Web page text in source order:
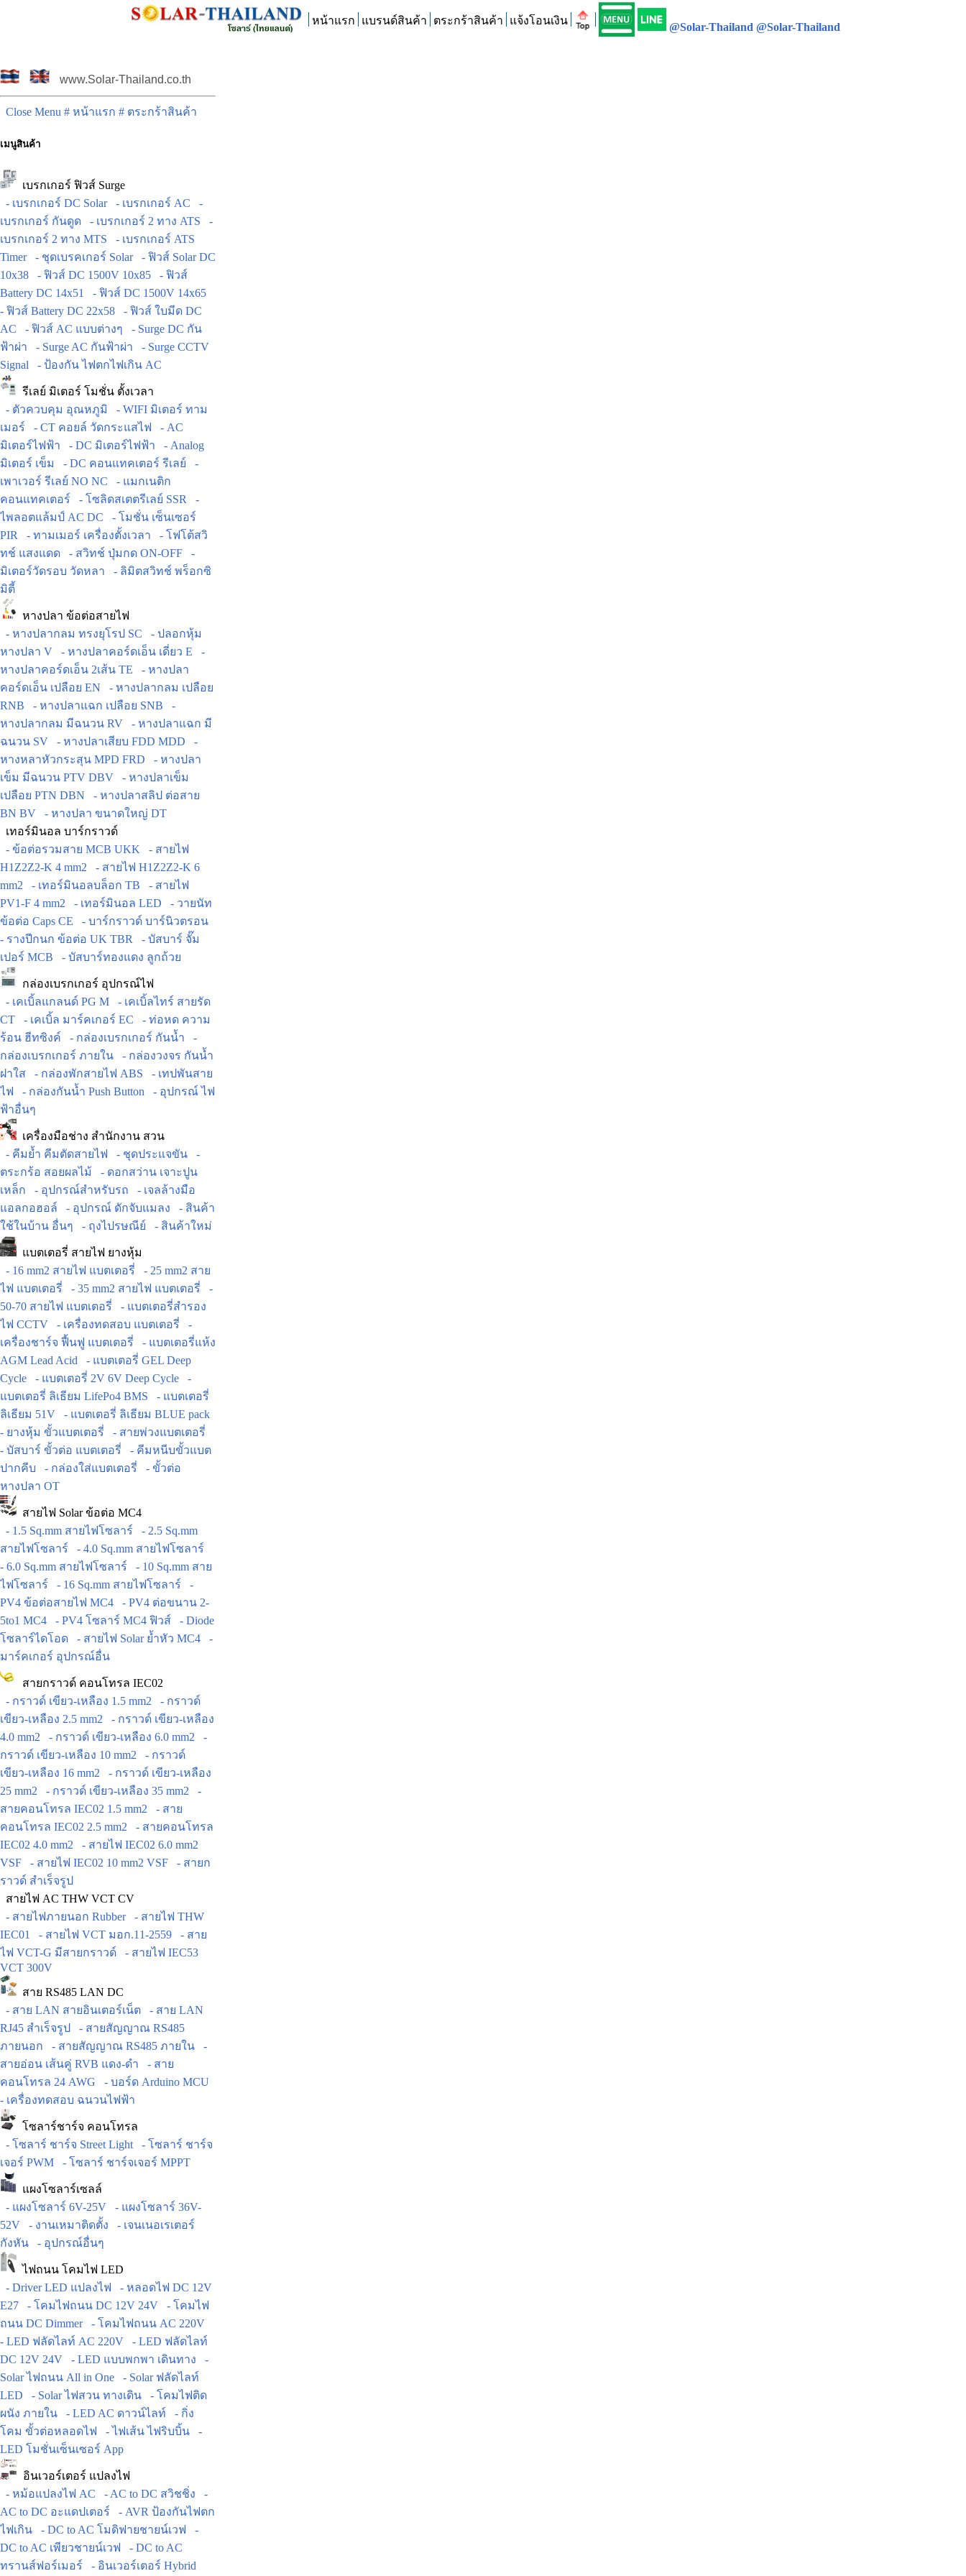
หน้าแรก แบรนด์สินค้า ตระกร้าสินค้า แจ้งโอนเงิน
@Solar-Thailand @Solar-Thailand
www.Solar-Thailand.co.th
Close Menu # หน้าแรก # ตระกร้าสินค้า
เมนูสินค้า
เบรกเกอร์ ฟิวส์ Surge
- เบรกเกอร์ DC Solar
- เบรกเกอร์ AC
-
เบรกเกอร์ กันดูด
- เบรกเกอร์ 2 ทาง ATS
-
เบรกเกอร์ 2 ทาง MTS
- เบรกเกอร์ ATS
Timer
- ชุดเบรคเกอร์ Solar
- ฟิวส์ Solar DC
10x38
- ฟิวส์ DC 1500V 10x85
- ฟิวส์
Battery DC 14x51
- ฟิวส์ DC 1500V 14x65
- ฟิวส์ Battery DC 22x58
- ฟิวส์ ใบมีด DC
AC
- ฟิวส์ AC แบบต่างๆ
- Surge DC กัน
ฟ้าผ่า
- Surge AC กันฟ้าผ่า
- Surge CCTV
Signal
- ป้องกัน ไฟตกไฟเกิน AC
รีเลย์ มิเตอร์ โมชั่น ตั้งเวลา
- ตัวควบคุม อุณหภูมิ
- WIFI มิเตอร์ ทาม
เมอร์
- CT คอยล์ วัดกระแสไฟ
- AC
มิเตอร์ไฟฟ้า
- DC มิเตอร์ไฟฟ้า
- Analog
มิเตอร์ เข็ม
- DC คอนแทคเตอร์ รีเลย์
-
เพาเวอร์ รีเลย์ NO NC
- แมกเนติก
คอนแทคเตอร์
- โซลิดสเตตรีเลย์ SSR
-
ไพลอตแล้มป์ AC DC
- โมชั่น เซ็นเซอร์
PIR
- ทามเมอร์ เครื่องตั้งเวลา
- โฟโต้สวิ
ทช์ แสงแดด
- สวิทช์ ปุ่มกด ON-OFF
-
มิเตอร์วัดรอบ วัดหลา
- ลิมิตสวิทช์ พร็อกซิ
มิตี้
หางปลา ข้อต่อสายไฟ
- หางปลากลม ทรงยุโรป SC
- ปลอกหุ้ม
หางปลา V
- หางปลาคอร์ดเอ็น เดี่ยว E
-
หางปลาคอร์ดเอ็น 2เส้น TE
- หางปลา
คอร์ดเอ็น เปลือย EN
- หางปลากลม เปลือย
RNB
- หางปลาแฉก เปลือย SNB
-
หางปลากลม มีฉนวน RV
- หางปลาแฉก มี
ฉนวน SV
- หางปลาเสียบ FDD MDD
-
หางหลาหัวกระสุน MPD FRD
- หางปลา
เข็ม มีฉนวน PTV DBV
- หางปลาเข็ม
เปลือย PTN DBN
- หางปลาสลิป ต่อสาย
BN BV
- หางปลา ขนาดใหญ่ DT
เทอร์มินอล บาร์กราวด์
- ข้อต่อรวมสาย MCB UKK
- สายไฟ
H1Z2Z2-K 4 mm2
- สายไฟ H1Z2Z2-K 6
mm2
- เทอร์มินอลบล็อก TB
- สายไฟ
PV1-F 4 mm2
- เทอร์มินอล LED
- วายนัท
ข้อต่อ Caps CE
- บาร์กราวด์ บาร์นิวตรอน
- รางปีกนก ข้อต่อ UK TBR
- บัสบาร์ จั๊ม
เปอร์ MCB
- บัสบาร์ทองแดง ลูกถ้วย
กล่องเบรกเกอร์ อุปกรณ์ไฟ
- เคเบิ้ลแกลนด์ PG M
- เคเบิ้ลไทร์ สายรัด
CT
- เคเบิ้ล มาร์คเกอร์ EC
- ท่อหด ความ
ร้อน ฮีทซิงค์
- กล่องเบรกเกอร์ กันน้ำ
-
กล่องเบรกเกอร์ ภายใน
- กล่องวงจร กันน้ำ
ฝาใส
- กล่องพักสายไฟ ABS
- เทปพันสาย
ไฟ
- กล่องกันน้ำ Push Button
- อุปกรณ์ ไฟ
ฟ้าอื่นๆ
เครื่องมือช่าง สำนักงาน สวน
- คีมย้ำ คีมตัดสายไฟ
- ชุดประแจขัน
-
ตระกร้อ สอยผลไม้
- ดอกสว่าน เจาะปูน
เหล็ก
- อุปกรณ์สำหรับรถ
- เจลล้างมือ
แอลกอฮอล์
- อุปกรณ์ ดักจับแมลง
- สินค้า
ใช้ในบ้าน อื่นๆ
- ถุงไปรษณีย์ - สินค้าใหม่
แบตเตอรี่ สายไฟ ยางหุ้ม
- 16 mm2 สายไฟ แบตเตอรี่
- 25 mm2 สาย
ไฟ แบตเตอรี่
- 35 mm2 สายไฟ แบตเตอรี่
-
50-70 สายไฟ แบตเตอรี่
- แบตเตอรี่สำรอง
ไฟ CCTV
- เครื่องทดสอบ แบตเตอรี่
-
เครื่องชาร์จ ฟื้นฟู แบตเตอรี่
- แบตเตอรี่แห้ง
AGM Lead Acid
- แบตเตอรี่ GEL Deep
Cycle
- แบตเตอรี่ 2V 6V Deep Cycle
-
แบตเตอรี่ ลิเธียม LifePo4 BMS
- แบตเตอรี่
ลิเธียม 51V
- แบตเตอรี่ ลิเธียม BLUE pack
- ยางหุ้ม ขั้วแบตเตอรี่
- สายพ่วงแบตเตอรี่
- บัสบาร์ ขั้วต่อ แบตเตอรี่
- คีมหนีบขั้วแบต
ปากคีบ
- กล่องใส่แบตเตอรี่
- ขั้วต่อ
หางปลา OT
สายไฟ Solar ข้อต่อ MC4
- 1.5 Sq.mm สายไฟโซลาร์
- 2.5 Sq.mm
สายไฟโซลาร์
- 4.0 Sq.mm สายไฟโซลาร์
- 6.0 Sq.mm สายไฟโซลาร์
- 10 Sq.mm สาย
ไฟโซลาร์
- 16 Sq.mm สายไฟโซลาร์
-
PV4 ข้อต่อสายไฟ MC4
- PV4 ต่อขนาน 2-
5to1 MC4
- PV4 โซลาร์ MC4 ฟิวส์
- Diode
โซลาร์ไดโอด
- สายไฟ Solar ย้ำหัว MC4
-
มาร์คเกอร์ อุปกรณ์อื่น
สายกราวด์ คอนโทรล IEC02
- กราวด์ เขียว-เหลือง 1.5 mm2
- กราวด์
เขียว-เหลือง 2.5 mm2
- กราวด์ เขียว-เหลือง
4.0 mm2
- กราวด์ เขียว-เหลือง 6.0 mm2
-
กราวด์ เขียว-เหลือง 10 mm2
- กราวด์
เขียว-เหลือง 16 mm2
- กราวด์ เขียว-เหลือง
25 mm2
- กราวด์ เขียว-เหลือง 35 mm2
-
สายคอนโทรล IEC02 1.5 mm2
- สาย
คอนโทรล IEC02 2.5 mm2
- สายคอนโทรล
IEC02 4.0 mm2
- สายไฟ IEC02 6.0 mm2
VSF
- สายไฟ IEC02 10 mm2 VSF
- สายก
ราวด์ สำเร็จรูป
สายไฟ AC THW VCT CV
- สายไฟภายนอก Rubber
- สายไฟ THW
IEC01
- สายไฟ VCT มอก.11-2559
- สาย
ไฟ VCT-G มีสายกราวด์
- สายไฟ IEC53
VCT 300V
สาย RS485 LAN DC
- สาย LAN สายอินเตอร์เน็ต
- สาย LAN
RJ45 สำเร็จรูป
- สายสัญญาณ RS485
ภายนอก
- สายสัญญาณ RS485 ภายใน
-
สายอ่อน เส้นคู่ RVB แดง-ดำ
- สาย
คอนโทรล 24 AWG
- บอร์ด Arduino MCU
- เครื่องทดสอบ ฉนวนไฟฟ้า
โซลาร์ชาร์จ คอนโทรล
- โซลาร์ ชาร์จ Street Light
- โซลาร์ ชาร์จ
เจอร์ PWM
- โซลาร์ ชาร์จเจอร์ MPPT
แผงโซลาร์เซลล์
- แผงโซลาร์ 6V-25V
- แผงโซลาร์ 36V-
52V
- งานเหมาติดตั้ง
- เจนเนอเรเตอร์
กังหัน
- อุปกรณ์อื่นๆ
ไฟถนน โคมไฟ LED
- Driver LED แปลงไฟ
- หลอดไฟ DC 12V
E27
- โคมไฟถนน DC 12V 24V
- โคมไฟ
ถนน DC Dimmer
- โคมไฟถนน AC 220V
- LED ฟลัดไลท์ AC 220V
- LED ฟลัดไลท์
DC 12V 24V
- LED แบบพกพา เดินทาง
-
Solar ไฟถนน All in One
- Solar ฟลัดไลท์
LED
- Solar ไฟสวน ทางเดิน
- โคมไฟติด
ผนัง ภายใน
- LED AC ดาวน์ไลท์
- กิ่ง
โคม ขั้วต่อหลอดไฟ
- ไฟเส้น ไฟริบบิ้น
-
LED โมชั่นเซ็นเซอร์ App
อินเวอร์เตอร์ แปลงไฟ
- หม้อแปลงไฟ AC
- AC to DC สวิชชิ่ง
-
AC to DC อะแดปเตอร์
- AVR ป้องกันไฟตก
ไฟเกิน
- DC to AC โมดิฟายชายน์เวฟ
-
DC to AC เพียวชายน์เวฟ
- DC to AC
ทรานส์ฟอร์เมอร์
- อินเวอร์เตอร์ Hybrid